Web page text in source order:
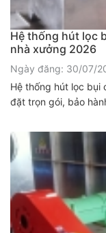
Hệ thống hút lọc
nhà xưởng 2026
Ngày đăng: 30/07/
Hệ thống hút lọc bụi
đặt trọn gói, bảo